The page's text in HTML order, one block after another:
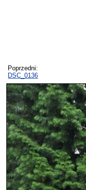
Poprzedni:
DSC_0136